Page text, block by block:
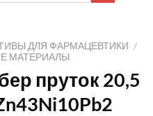
ДЛЯ ФАРМАЦЕВТИКИ /
МАТЕРИАЛЫ
пруток 20,5